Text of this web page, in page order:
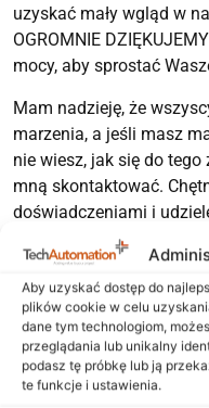
Aby uzyskać dostęp do
plików cookie w celu
dane tym technologiom,
przeglądania lub unikalny
podasz tę próbkę lub ją
te funkcje i ustawienia.
uzyskać mały wgląd w
OGROMNIE
mocy, aby sprostać
Mam nadzieję, że
marzenia, a jeśli masz
nie wiesz, jak się do
mną skontaktować.
doświadczeniami i
planów działania itp.
Wesołych Świąt i
OGLĄDAJ WIDEO >>
Zachęcamy do